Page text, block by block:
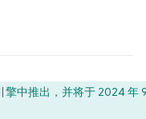
擎中推出，并将于 2024 年